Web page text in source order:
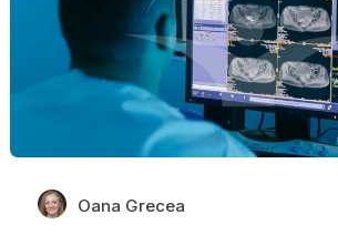
Oana Grecea